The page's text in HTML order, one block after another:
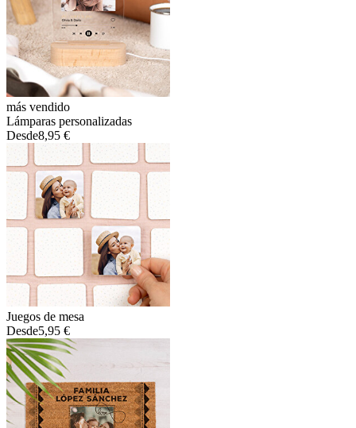
más vendido
Lámparas personalizadas
Desde8,95 €
Juegos de mesa
Desde5,95 €